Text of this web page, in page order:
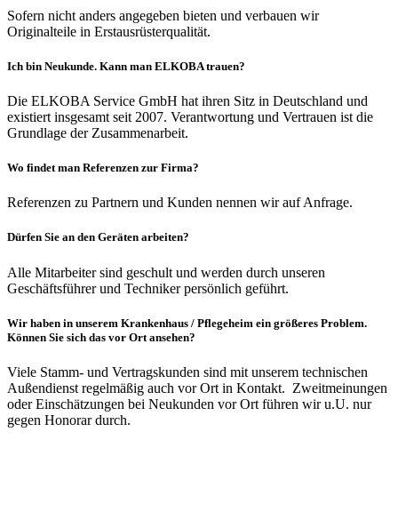
Sofern nicht anders angegeben bieten und verbauen wir
Originalteile in Erstausrüsterqualität.
Ich bin Neukunde. Kann man ELKOBA trauen?
Die ELKOBA Service GmbH hat ihren Sitz in Deutschland und
existiert insgesamt seit 2007. Verantwortung und Vertrauen ist die
Grundlage der Zusammenarbeit.
Wo findet man Referenzen zur Firma?
Referenzen zu Partnern und Kunden nennen wir auf Anfrage.
Dürfen Sie an den Geräten arbeiten?
Alle Mitarbeiter sind geschult und werden durch unseren
Geschäftsführer und Techniker persönlich geführt.
Wir haben in unserem Krankenhaus / Pflegeheim ein größeres Problem.
Können Sie sich das vor Ort ansehen?
Viele Stamm- und Vertragskunden sind mit unserem technischen
Außendienst regelmäßig auch vor Ort in Kontakt. Zweitmeinungen
oder Einschätzungen bei Neukunden vor Ort führen wir u.U. nur
gegen Honorar durch.